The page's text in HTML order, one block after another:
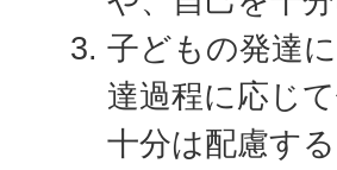
子どもの発達
達過程に応じ
十分は配慮する